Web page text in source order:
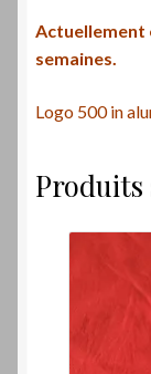
Actuellement
semaines.
Logo 500 in